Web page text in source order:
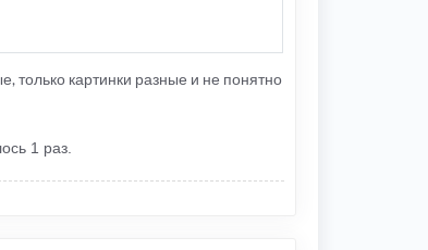
только картинки разные и не понятно
1 раз.